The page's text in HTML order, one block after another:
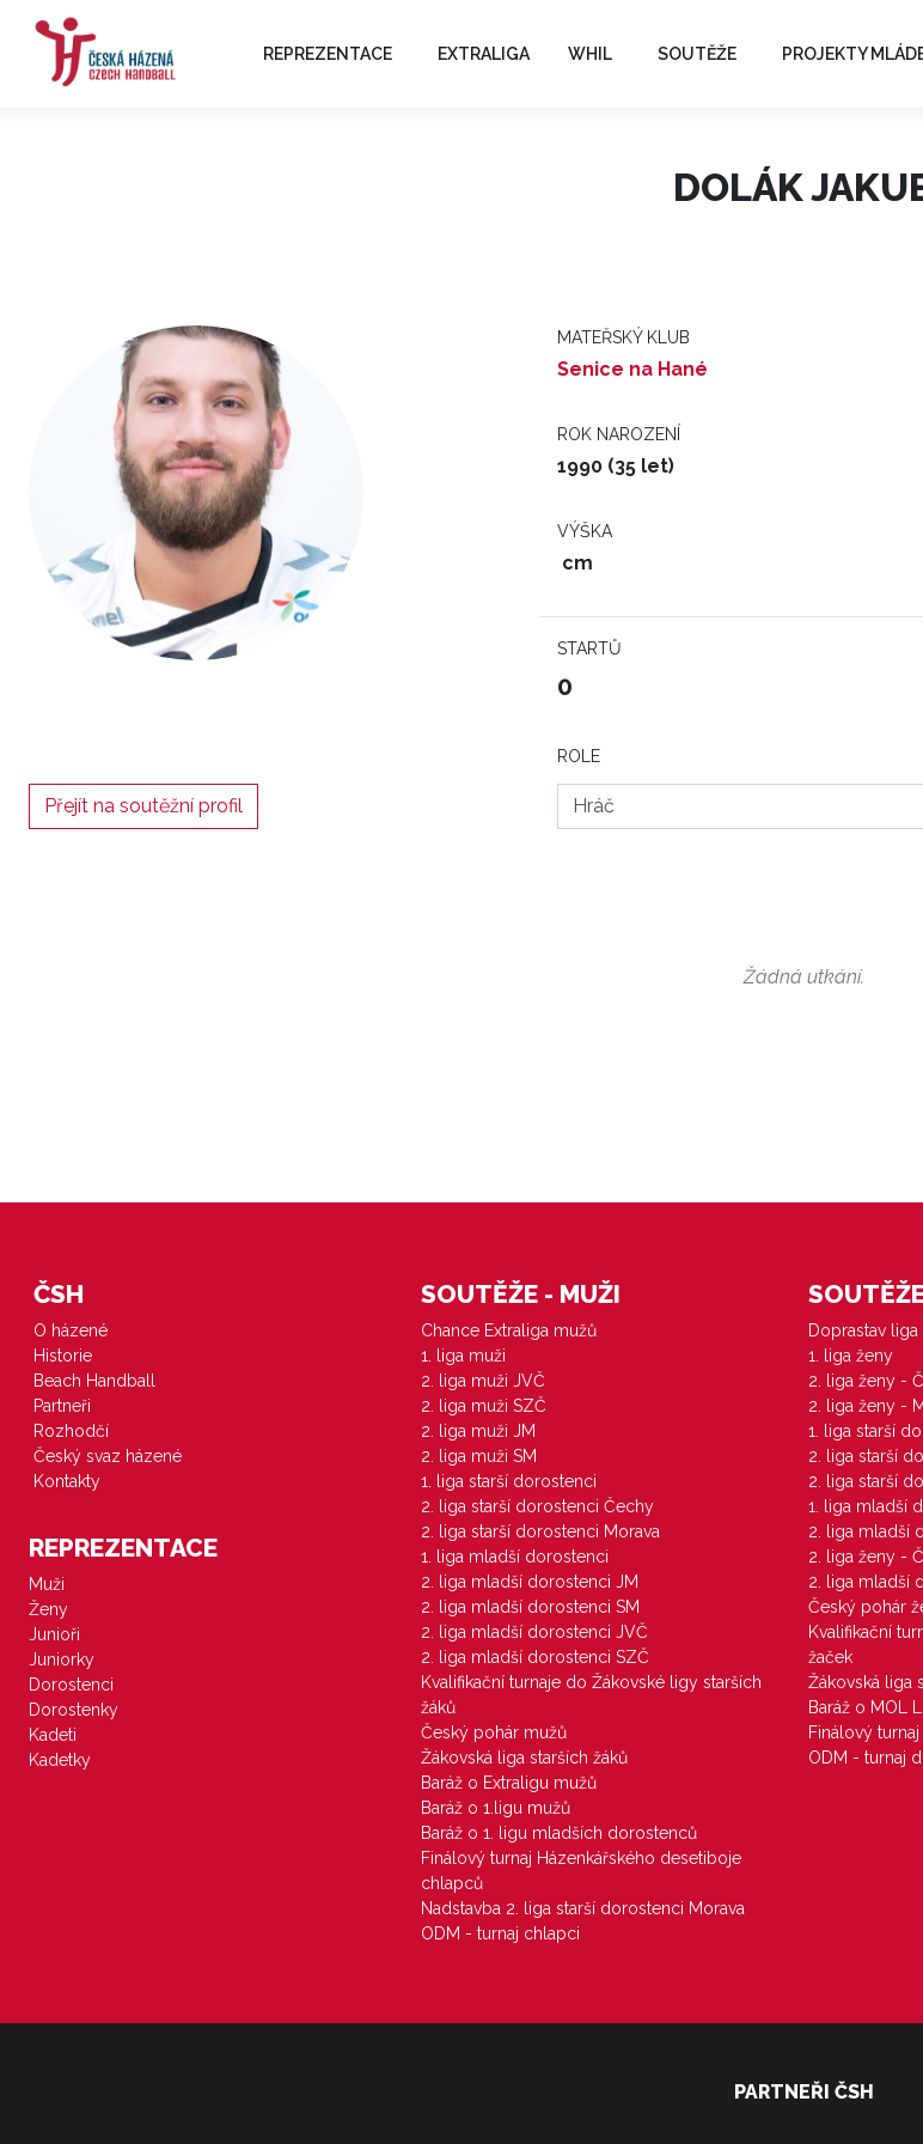
REPREZENTACE EXTRALIGA WHIL SOUTĚŽE PROJEKTY
DOLÁK
MATEŘSKÝ KLUB
Senice na Hané
ROK NAROZENÍ
1990 (35 let)
VÝŠKA
cm
STARTŮ
0
Přejít na soutěžní profil
ROLE
Žádná utkání.
ČSH
O házené
Historie
Beach Handball
Partneři
Rozhodčí
Český svaz házené
Kontakty
REPREZENTACE
Muži
Ženy
Junioři
Juniorky
Dorostenci
Dorostenky
Kadeti
Kadetky
SOUTĚŽE - MUŽI
Chance Extraliga mužů
1. liga muži
2. liga muži JVČ
2. liga muži SZČ
2. liga muži JM
2. liga muži SM
1. liga starší dorostenci
2. liga starší dorostenci Čechy
2. liga starší dorostenci Morava
1. liga mladší dorostenci
2. liga mladší dorostenci JM
2. liga mladší dorostenci SM
2. liga mladší dorostenci JVČ
2. liga mladší dorostenci SZČ
Kvalifikační turnaje do Žákovské ligy starších
žáků
Český pohár mužů
Žákovská liga starších žáků
Baráž o Extraligu mužů
Baráž o 1.ligu mužů
Baráž o 1. ligu mladších dorostenců
Finálový turnaj Házenkářského desetiboje
chlapců
Nadstavba 2. liga starší dorostenci Morava
ODM - turnaj chlapci
Doprastav liga
1. liga ženy
2. liga ženy -
2. liga ženy -
1. liga starší
2. liga starší
2. liga starší
1. liga mladší
2. liga mladší
2. liga ženy -
2. liga mladší
Český pohár
Kvalifikační
žaček
Žákovská liga
Baráž o MOL
Finálový
ODM - turnaj
PARTNEŘI ČSH